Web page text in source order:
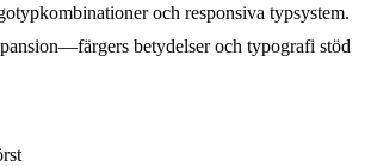
och responsiva typsystem.
betydelser och typografi stöd